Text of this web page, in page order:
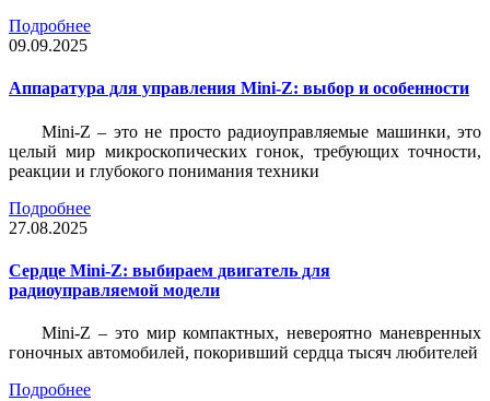
Подробнее
09.09.2025
Аппаратура для управления Mini-Z: выбор и особенности
Mini-Z – это не просто радиоуправляемые машинки, это
целый мир микроскопических гонок, требующих точности,
реакции и глубокого понимания техники
Подробнее
27.08.2025
Сердце Mini-Z: выбираем двигатель для
радиоуправляемой модели
Mini-Z – это мир компактных, невероятно маневренных
гоночных автомобилей, покоривший сердца тысяч любителей
Подробнее